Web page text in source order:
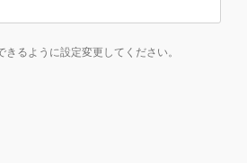
るように設定変更してください。